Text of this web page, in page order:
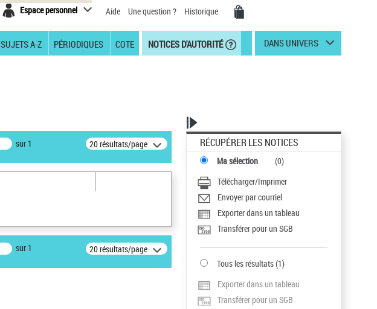
Espace personnel Aide Une question ? Historique
SUJETS A-Z PÉRIODIQUES COTE NOTICES D'AUTORITÉ DANS UNIVERS
sur 1 20 résultats/page
sur 1 20 résultats/page
RÉCUPÉRER LES NOTICES
Ma sélection (0)
Télécharger/Imprimer
Envoyer par courriel
Exporter dans un tableau
Transférer pour un SGB
Tous les résultats(1)
Exporter dans un tableau
Transférer pour un SGB